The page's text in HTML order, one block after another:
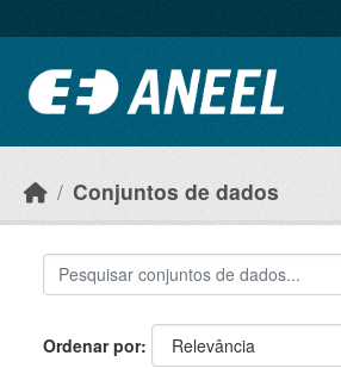
Conjuntos de dados
Ordenar por